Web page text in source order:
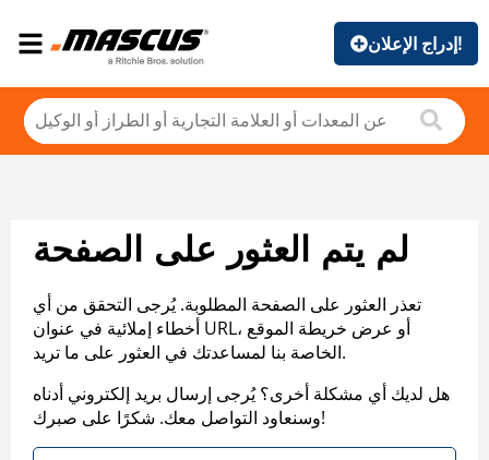
إدراج الإعلان!
لم يتم العثور على الصفحة
تعذر العثور على الصفحة المطلوبة. يُرجى التحقق من أي
أخطاء إملائية في عنوان URL، أو عرض خريطة الموقع
الخاصة بنا لمساعدتك في العثور على ما تريد.
هل لديك أي مشكلة أخرى؟ يُرجى إرسال بريد إلكتروني أدناه
وسنعاود التواصل معك. شكرًا على صبرك!